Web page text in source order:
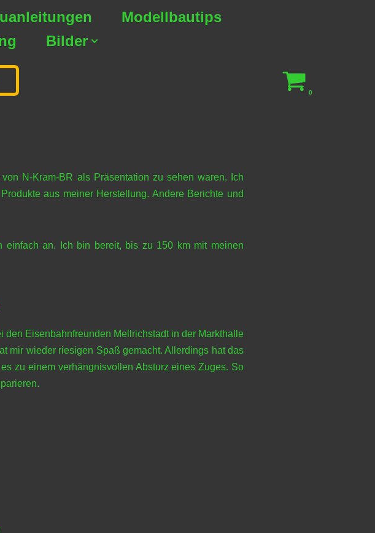
Modellbautips
Bilder
0
N-Kram-BR als Präsentation zu sehen waren. Ich
aus meiner Herstellung. Andere Berichte und
einfach an. Ich bin bereit, bis zu 150 km mit meinen
Eisenbahnfreunden Mellrichstadt in der Markthalle
mir wieder riesigen Spaß gemacht. Allerdings hat das
zu einem verhängnisvollen Absturz eines Zuges. So